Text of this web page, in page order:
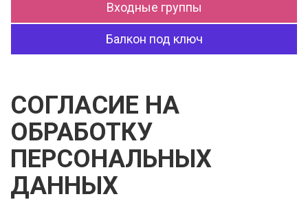
Входные группы
Балкон под ключ
СОГЛАСИЕ НА
ОБРАБОТКУ
ПЕРСОНАЛЬНЫХ
ДАННЫХ